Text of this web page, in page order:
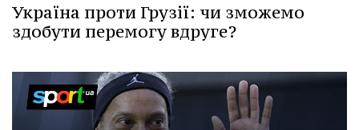
Україна проти Грузії: чи зможемо
здобути перемогу вдруге?